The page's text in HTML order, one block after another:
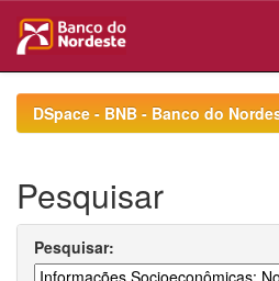
navigationDSpace - BNB - Banco do
Pesquisar
Pesquisar: